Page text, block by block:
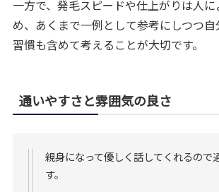
一方で、発毛スピードや仕上がりは人
め、あくまで一例として参考にしつつ
習慣も含めて考えることが大切です。
通いやすさと雰囲気の良さ
親身になって優しく話してくれるので
す。